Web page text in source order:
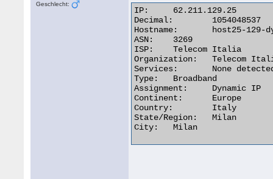
Geschlecht:
IP:	62.211.129.25
Decimal:	1054048537
Hostname:	host25-129-dynamic.211-62-r.retail.telecomitalia.it
ASN:	3269
ISP:	Telecom Italia
Organization:	Telecom Italia
Services:	None detected
Type:	Broadband
Assignment:	Dynamic IP
Continent:	Europe
Country:	Italy
State/Region:	Milan
City:	Milan